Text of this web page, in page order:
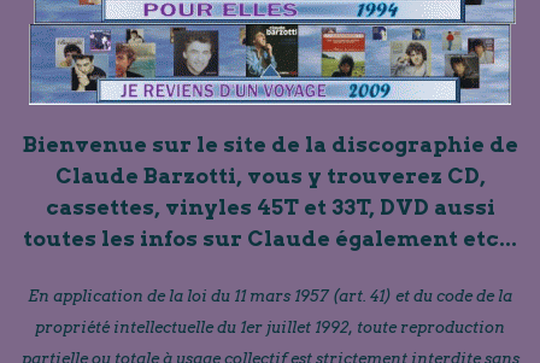
Bienvenue sur le site de la discographie de
Claude Barzotti, vous y trouverez CD,
cassettes, vinyles 45T et 33T, DVD aussi
toutes les infos sur Claude également etc...
En application de la loi du 11 mars 1957 (art. 41) et du code de la
propriété intellectuelle du 1er juillet 1992, toute reproduction
partielle ou totale à usage collectif est strictement interdite sans